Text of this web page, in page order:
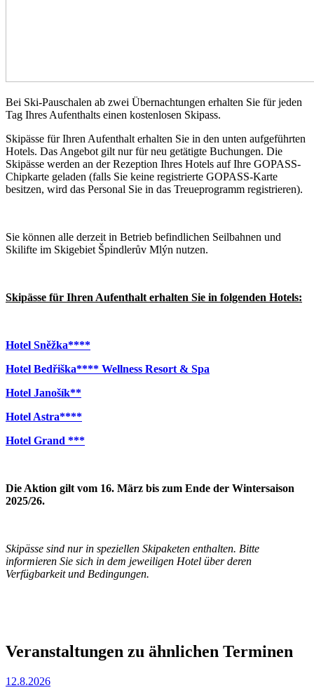
Bei Ski-Pauschalen ab zwei Übernachtungen erhalten Sie für jeden
Tag Ihres Aufenthalts einen kostenlosen Skipass.
Skipässe für Ihren Aufenthalt erhalten Sie in den unten aufgeführten
Hotels. Das Angebot gilt nur für neu getätigte Buchungen. Die
Skipässe werden an der Rezeption Ihres Hotels auf Ihre GOPASS-
Chipkarte geladen (falls Sie keine registrierte GOPASS-Karte
besitzen, wird das Personal Sie in das Treueprogramm registrieren).
Sie können alle derzeit in Betrieb befindlichen Seilbahnen und
Skilifte im Skigebiet Špindlerův Mlýn nutzen.
Skipässe für Ihren Aufenthalt erhalten Sie in folgenden Hotels:
Hotel Sněžka****
Hotel Bedřiška**** Wellness Resort & Spa
Hotel Janošík**
Hotel Astra****
Hotel Grand ***
Die Aktion gilt vom 16. März bis zum Ende der Wintersaison
2025/26.
Skipässe sind nur in speziellen Skipaketen enthalten. Bitte
informieren Sie sich in dem jeweiligen Hotel über deren
Verfügbarkeit und Bedingungen.
Veranstaltungen zu ähnlichen Terminen
12.8.2026